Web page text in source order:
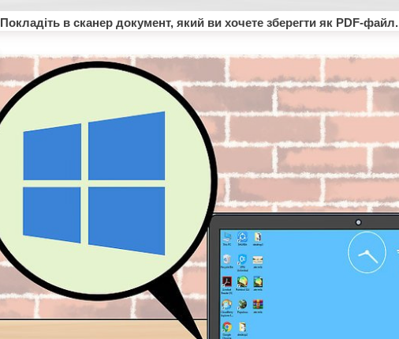
Покладіть в сканер документ, який ви хочете зберегти як PDF-файл.